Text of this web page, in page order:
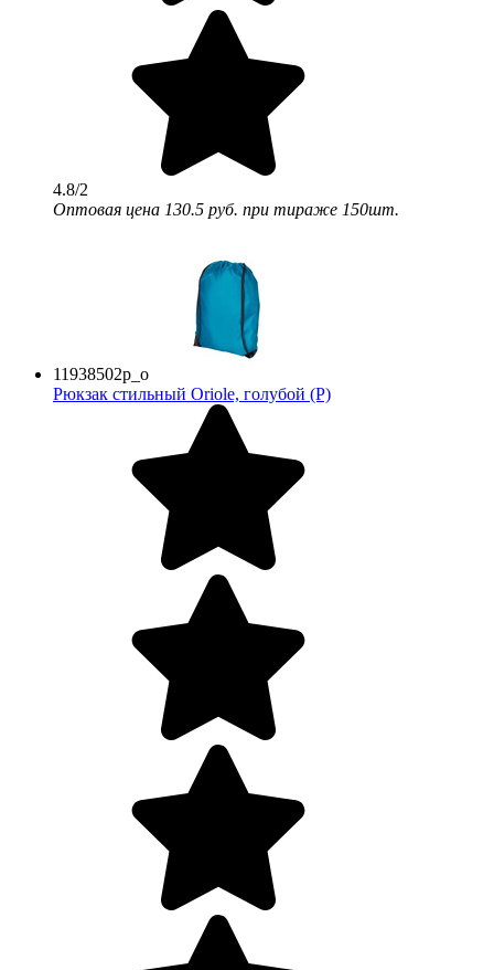
4.8/2
Оптовая цена 130.5 руб. при тираже 150шт.
11938502p_o
Рюкзак стильный Oriole, голубой (P)